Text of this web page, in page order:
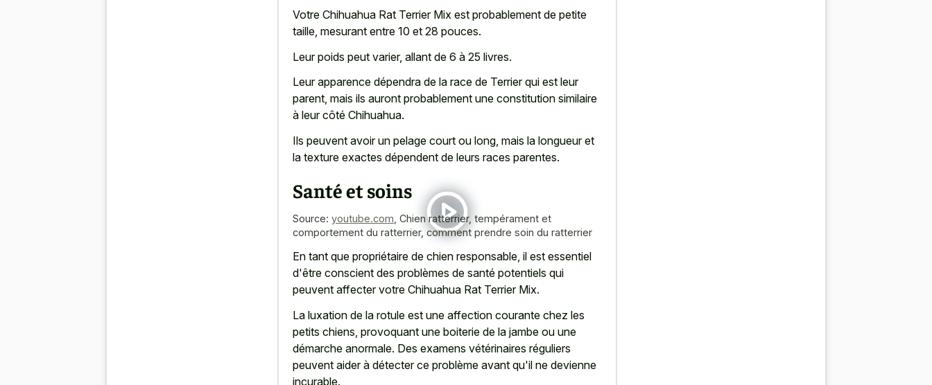
Votre Chihuahua Rat Terrier Mix est probablement de petite
taille, mesurant entre 10 et 28 pouces.
Leur poids peut varier, allant de 6 à 25 livres.
Leur apparence dépendra de la race de Terrier qui est leur
parent, mais ils auront probablement une constitution similaire
à leur côté Chihuahua.
Ils peuvent avoir un pelage court ou long, mais la longueur et
la texture exactes dépendent de leurs races parentes.
Santé et soins
Source: youtube.com Chien ratterrier, tempérament et
comportement du ratterrier, comment prendre soin du ratterrier
En tant que propriétaire de chien responsable, il est essentiel
d'être conscient des problèmes de santé potentiels qui
peuvent affecter votre Chihuahua Rat Terrier Mix.
La luxation de la rotule est une affection courante chez les
petits chiens, provoquant une boiterie de la jambe ou une
démarche anormale. Des examens vétérinaires réguliers
peuvent aider à détecter ce problème avant qu'il ne devienne
incurable.